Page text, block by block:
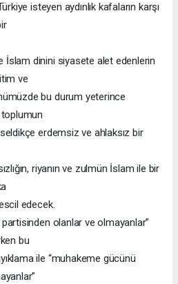
isteyen aydınlık kafaların karşı
İslam dinini siyasete alet edenlerin
ve
bu durum yeterince
erdemsiz ve ahlaksız bir
riyanın ve zulmün İslam ile bir
edecek.
olanlar ve olmayanlar”
bu
ile “muhakeme gücünü